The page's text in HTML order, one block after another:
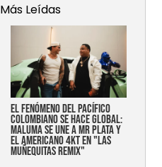
Más Leídas
EL FENÓMENO DEL PACÍFICO
COLOMBIANO SE HACE GLOBAL:
MALUMA SE UNE A MR PLATA Y
EL AMERICANO 4KT EN "LAS
MUÑEQUITAS REMIX"